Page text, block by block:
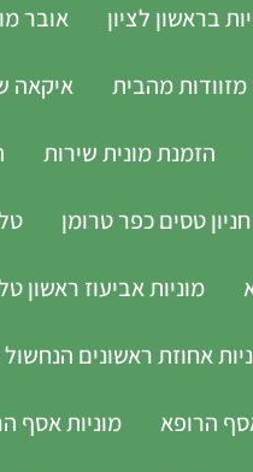
בראשון לציון אובר
מזוודות מהבית איקאה
הזמנת מונית שירות
חניון טסים כפר טרומן
מוניות אביעוז ראשון
אחוזת ראשונים הנחשול 30 ראשון לציון
הרופא מוניות אסף